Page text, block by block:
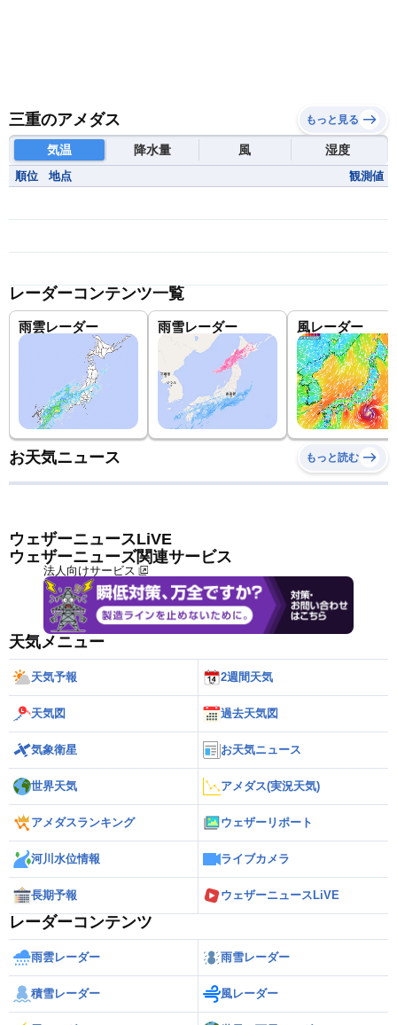
三重のアメダス もっと見る
気温 降水量 風 湿度
順位 地点 観測値
レーダーコンテンツ一覧
雨雲レーダー 雨雪レーダー 風レーダー
お天気ニュース もっと読む
ウェザーニュースLiVE
ウェザーニューズ関連サービス
法人向けサービス
天気メニュー
天気予報 2週間天気
天気図 過去天気図
気象衛星 お天気ニュース
世界天気 アメダス(実況天気)
アメダスランキング ウェザーリポート
河川水位情報 ライブカメラ
長期予報 ウェザーニュースLiVE
レーダーコンテンツ
雨雲レーダー 雨雪レーダー
積雪レーダー 風レーダー